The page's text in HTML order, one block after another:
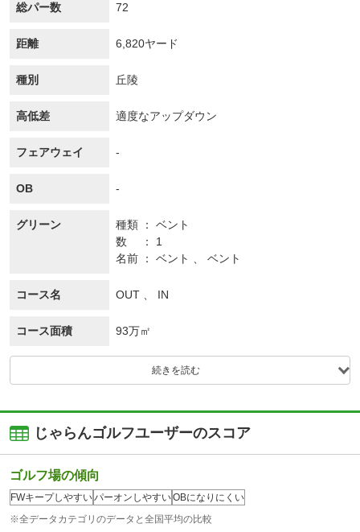
総パー数 72
距離 6,820ヤード
種別 丘陵
高低差 適度なアップダウン
フェアウェイ -
OB -
グリーン 種類
ベント
数
1
名前
ベント 、 ベント
コース名 OUT 、 IN
コース面積 93万㎡
続きを読む
じゃらんゴルフユーザーのスコア
ゴルフ場の傾向
FWキープしやすいパーオンしやすいOBになりにくい
※全データカテゴリのデータと全国平均の比較